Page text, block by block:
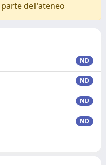
dell'ateneo
ND
ND
ND
ND